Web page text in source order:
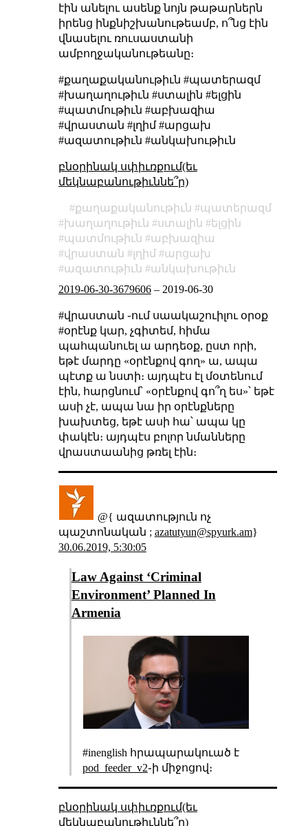
էին անելու ասենք նոյն թաթարներն
իրենց ինքնիշխանութեամբ, ո՞նց էին
վնասելու ռուսաստանի
ամբողջականութեանը։
#քաղաքականութիւն #պատերազմ
#խաղաղութիւն #ստալին #ելցին
#պատմութիւն #աբխազիա
#վրաստան #լղիմ #արցախ
#ազատութիւն #անկախութիւն
բնօրինակ սփիւռքում(եւ
մեկնաբանութիւննե՞ր)
քաղաքականութիւն
պատերազմ
խաղաղութիւն
ստալին
ելցին
պատմութիւն
աբխազիա
վրաստան
լղիմ
արցախ
ազատութիւն
անկախութիւն
2019-06-30-3679606– 2019-06-30
#վրաստան ֊ում սաակաշուիլու օրօք
#օրէնք կար, չգիտեմ, հիմա
պահպանուել ա արդեօք, ըստ որի,
եթէ մարդը «օրէնքով գող» ա, ապա
պէտք ա նստի։ այդպէս էլ մօտենում
էին, հարցնում՝ «օրէնքով գո՞ղ ես»՝ եթէ
ասի չէ, ապա նա իր օրէնքները
խախտեց, եթէ ասի հա՝ ապա կը
փակէն։ այդպէս բոլոր նմանները
վրաստաանից թռել էին։
@{ ազատություն ոչ
պաշտոնական ; azatutyun@spyurk.am}
30.06.2019, 5:30:05
Law Against ‘Criminal
Environment’ Planned In
Armenia
#inenglish հրապարակուած է
pod_feeder_v2֊ի միջոցով։
բնօրինակ սփիւռքում(եւ
մեկնաբանութիւննե՞ր)